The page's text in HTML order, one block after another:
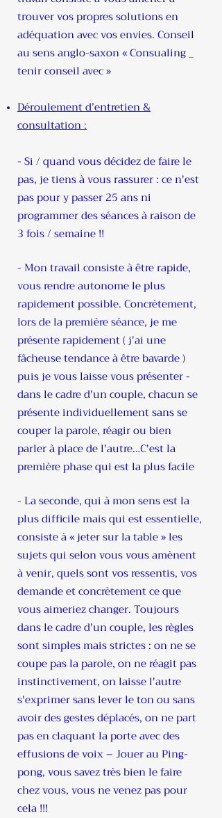
trouver vos propres solutions en
adéquation avec vos envies. Conseil
au sens anglo-saxon « Consualing _
tenir conseil avec »
Déroulement d’entretien &
consultation :
- Si / quand vous décidez de faire le
pas, je tiens à vous rassurer : ce n'est
pas pour y passer 25 ans ni
programmer des séances à raison de
3 fois / semaine !!
- Mon travail consiste à être rapide,
vous rendre autonome le plus
rapidement possible. Concrètement,
lors de la première séance, je me
présente rapidement ( j'ai une
fâcheuse tendance à être bavarde )
puis je vous laisse vous présenter -
dans le cadre d'un couple, chacun se
présente individuellement sans se
couper la parole, réagir ou bien
parler à place de l'autre…C'est la
première phase qui est la plus facile
- La seconde, qui à mon sens est la
plus difficile mais qui est essentielle,
consiste à « jeter sur la table » les
sujets qui selon vous vous amènent
à venir, quels sont vos ressentis, vos
demande et concrètement ce que
vous aimeriez changer. Toujours
dans le cadre d'un couple, les règles
sont simples mais strictes : on ne se
coupe pas la parole, on ne réagit pas
instinctivement, on laisse l'autre
s'exprimer sans lever le ton ou sans
avoir des gestes déplacés, on ne part
pas en claquant la porte avec des
effusions de voix – Jouer au Ping-
pong, vous savez très bien le faire
chez vous, vous ne venez pas pour
cela !!!